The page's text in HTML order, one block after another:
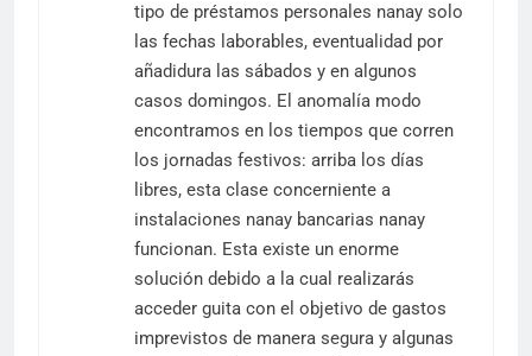
tipo de préstamos personales nanay solo
las fechas laborables, eventualidad por
añadidura las sábados y en algunos
casos domingos. El anomalía modo
encontramos en los tiempos que corren
los jornadas festivos: arriba los días
libres, esta clase concerniente a
instalaciones nanay bancarias nanay
funcionan. Esta existe un enorme
solución debido a la cual realizarás
acceder guita con el objetivo de gastos
imprevistos de manera segura y algunas